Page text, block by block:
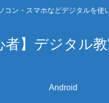
コン・スマホなどデジタルを使
者】デジタル
Android